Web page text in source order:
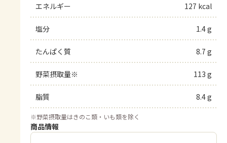
エネルギー
127 kcal
塩分 1.4 g
たんぱく質 8.7 g
野菜摂取量※ 113 g
脂質 8.4 g
※野菜摂取量はきのこ類・いも類を除く
商品情報